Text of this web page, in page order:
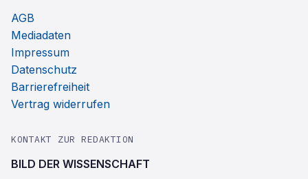
AGB
Mediadaten
Impressum
Datenschutz
Barrierefreiheit
Vertrag widerrufen
KONTAKT ZUR REDAKTION
BILD DER WISSENSCHAFT